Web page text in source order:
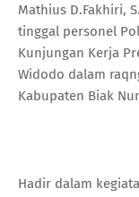
Mathius D.Fakhiri,
tinggal personel
Kunjungan Kerja
Widodo dalam
Kabupaten Biak
Hadir dalam